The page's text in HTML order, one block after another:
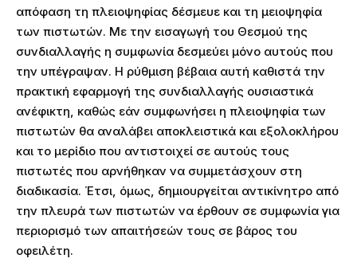
απόφαση τη πλειοψηφίας δέσμευε και τη μειοψηφία
των πιστωτών. Με την εισαγωγή του Θεσμού της
συνδιαλλαγής η συμφωνία δεσμεύει μόνο αυτούς που
την υπέγραψαν. Η ρύθμιση βέβαια αυτή καθιστά την
πρακτική εφαρμογή της συνδιαλλαγής ουσιαστικά
ανέφικτη, καθώς εάν συμφωνήσει η πλειοψηφία των
πιστωτών θα αναλάβει αποκλειστικά και εξολοκλήρου
και το μερίδιο που αντιστοιχεί σε αυτούς τους
πιστωτές που αρνήθηκαν να συμμετάσχουν στη
διαδικασία. Έτσι, όμως, δημιουργείται αντικίνητρο από
την πλευρά των πιστωτών να έρθουν σε συμφωνία για
περιορισμό των απαιτήσεών τους σε βάρος του
οφειλέτη.